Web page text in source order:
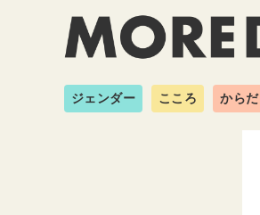
ジェンダー こころ からだ